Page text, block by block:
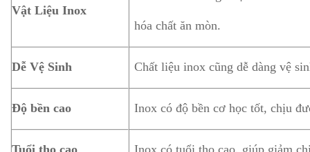
Vật Liệu Inox
hóa chất ăn mòn.
Dễ Vệ Sinh Chất liệu inox cũng dễ dàng vệ
Độ bền cao Inox có độ bền cơ học tốt, chịu
Tuổi thọ cao Inox có tuổi thọ cao, giúp giảm